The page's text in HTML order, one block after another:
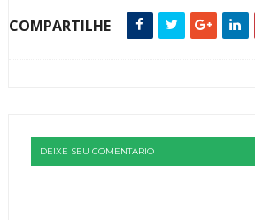
COMPARTILHE
DEIXE SEU COMENTARIO